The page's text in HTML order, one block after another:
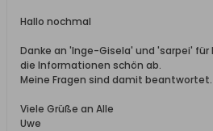
Hallo nochmal
Danke an 'Inge-Gisela' und 'sarpei' für
die Informationen schön ab.
Meine Fragen sind damit beantwortet.
Viele Grüße an Alle
Uwe